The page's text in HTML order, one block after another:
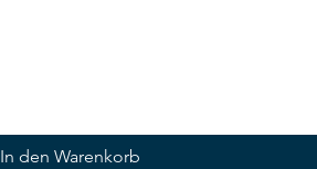
In den Warenkorb